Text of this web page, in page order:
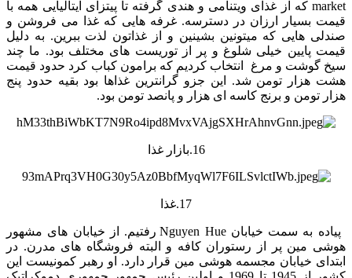
market که از غذای ویتنامی و هندی گرفته تا پیتزای ایتالیایی همه با
قیمت بسیار ارزان در دسترسه. غرفه هایی که غذا می فروشن و
صندلی هایی که میتونین بشینین و از غذاتون لذت ببرین. به دلیل
قیمت پایین خیلی شلوغ و پر از توریست های مختلف بود. ما چند
سیخ گوشت و مرغ انتخاب کردیم که برامون کباب کرد حدود قیمت
هشت هزار تومن شد. این جزو گرانترین غذاها بود بقیه حدود پنج
هزار تومن و برنج کاسه ای هزار و پانصد تومن بود.
16.بازار غذا
17.غذا
پیاده به سمت خیابان Nguyen Hue رفتیم. از خیابان های مشهور
هوشی مین پر از رستوران کافه و البته فروشگاه های مدرن. در
ابتدای خیابان مجسمه هوشی مین قرار دارد. او رهبر کمونیست این